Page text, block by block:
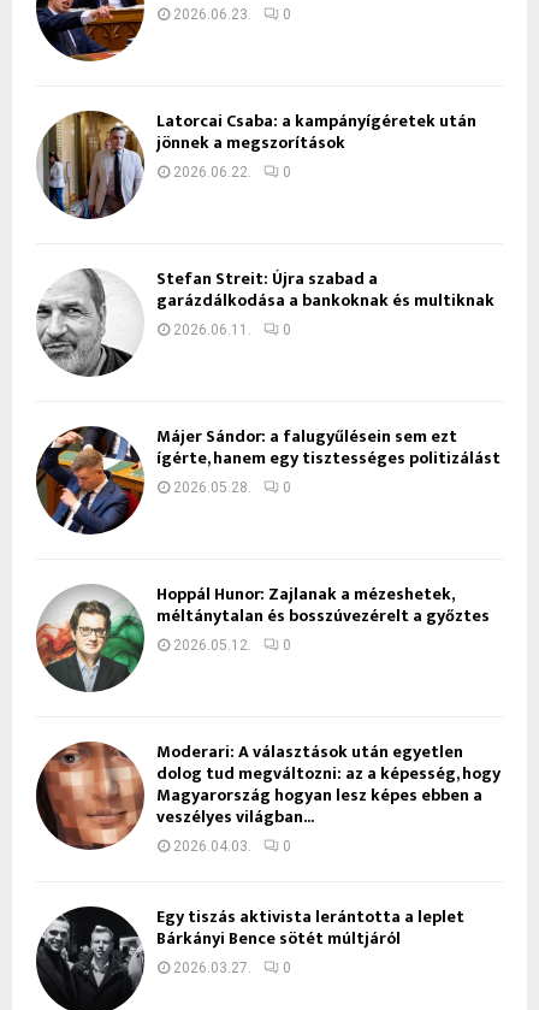
2026.06.23. 0
Latorcai Csaba: a kampányígéretek után
jönnek a megszorítások
2026.06.22. 0
Stefan Streit: Újra szabad a
garázdálkodása a bankoknak és multiknak
2026.06.11. 0
Májer Sándor: a falugyűlésein sem ezt
ígérte, hanem egy tisztességes politizálást
2026.05.28. 0
Hoppál Hunor: Zajlanak a mézeshetek,
méltánytalan és bosszúvezérelt a győztes
2026.05.12. 0
Moderari: A választások után egyetlen
dolog tud megváltozni: az a képesség, hogy
Magyarország hogyan lesz képes ebben a
veszélyes világban...
2026.04.03. 0
Egy tiszás aktivista lerántotta a leplet
Bárkányi Bence sötét múltjáról
2026.03.27. 0